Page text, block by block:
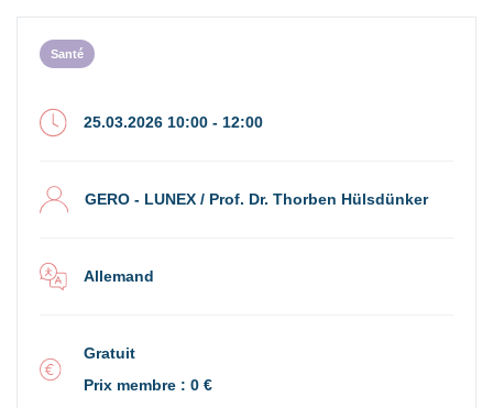
Santé
25.03.2026 10:00 - 12:00
GERO - LUNEX / Prof. Dr. Thorben Hülsdünker
Allemand
Gratuit
Prix membre : 0 €